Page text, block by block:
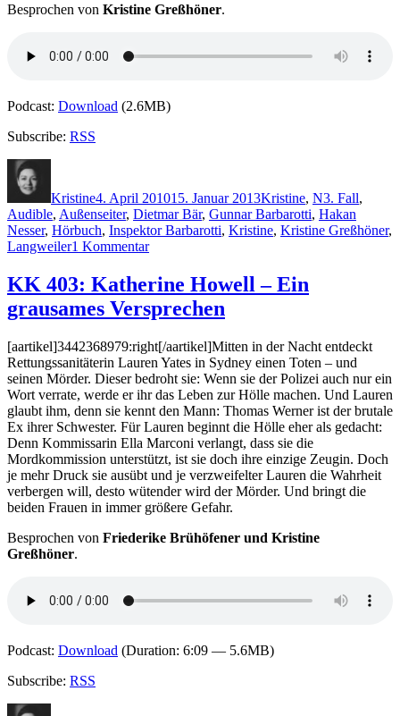
Besprochen von Kristine Greßhöner.
Podcast: Download (2.6MB)
Subscribe: RSS
Kristine4. April 201015. Januar 2013Kristine, N3. Fall,
Audible, Außenseiter, Dietmar Bär, Gunnar Barbarotti, Hakan
Nesser, Hörbuch, Inspektor Barbarotti, Kristine, Kristine Greßhöner,
Langweiler1 Kommentarzu
404:
Håkan
Nesser
Das
zweite
Leben
des
Herrn
Roos
KK 403: Katherine Howell – Ein
grausames Versprechen
[aartikel]3442368979:right[/aartikel]Mitten in der Nacht entdeckt
Rettungssanitäterin Lauren Yates in Sydney einen Toten – und
seinen Mörder. Dieser bedroht sie: Wenn sie der Polizei auch nur ein
Wort verrate, werde er ihr das Leben zur Hölle machen. Und Lauren
glaubt ihm, denn sie kennt den Mann: Thomas Werner ist der brutale
Ex ihrer Schwester. Für Lauren beginnt die Hölle eher als gedacht:
Denn Kommissarin Ella Marconi verlangt, dass sie die
Mordkommission unterstützt, ist sie doch ihre einzige Zeugin. Doch
je mehr Druck sie ausübt und je verzweifelter Lauren die Wahrheit
verbergen will, desto wütender wird der Mörder. Und bringt die
beiden Frauen in immer größere Gefahr.
Besprochen von Friederike Brühöfener und Kristine
Greßhöner.
Podcast: Download (Duration: 6:09 — 5.6MB)
Subscribe: RSS